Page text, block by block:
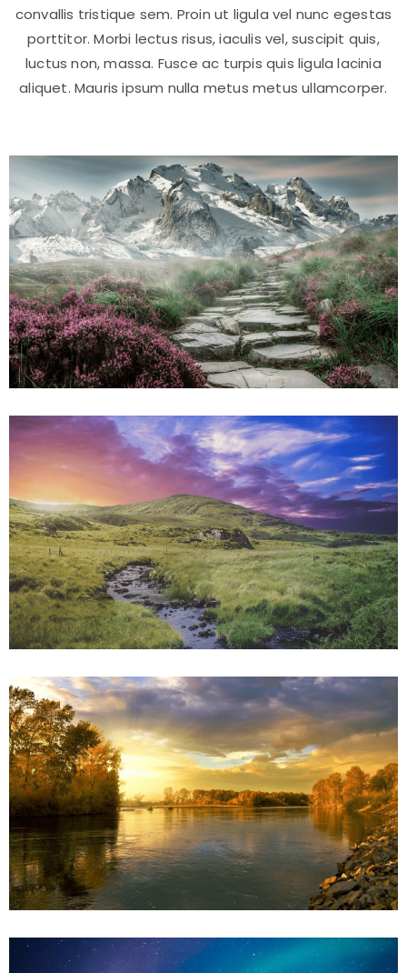
convallis tristique sem. Proin ut ligula vel nunc egestas
porttitor. Morbi lectus risus, iaculis vel, suscipit quis,
luctus non, massa. Fusce ac turpis quis ligula lacinia
aliquet. Mauris ipsum nulla metus metus ullamcorper.